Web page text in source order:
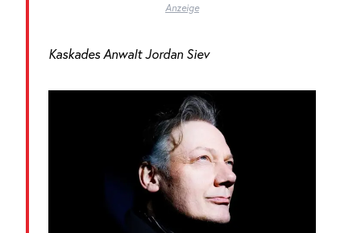
Anzeige
Kaskades Anwalt Jordan Siev